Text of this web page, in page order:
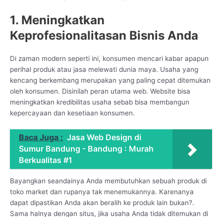
1. Meningkatkan
Keprofesionalitasan Bisnis Anda
Di zaman modern seperti ini, konsumen mencari kabar apapun
perihal produk atau jasa melewati dunia maya. Usaha yang
kencang berkembang merupakan yang paling cepat ditemukan
oleh konsumen. Disinilah peran utama web. Website bisa
meningkatkan kredibilitas usaha sebab bisa membangun
kepercayaan dan kesetiaan konsumen.
Baca Juga : Jasa Web Design di
Sumur Bandung - Bandung : Murah
Berkualitas #1
Bayangkan seandainya Anda membutuhkan sebuah produk di
toko market dan rupanya tak menemukannya. Karenanya
dapat dipastikan Anda akan beralih ke produk lain bukan?.
Sama halnya dengan situs, jika usaha Anda tidak ditemukan di